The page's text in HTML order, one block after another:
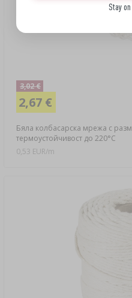
Бяла колбасарска мрежа с
термоустойчивост до 220°C
3,02 €
2,67 €
0,53 EUR/m
Stay